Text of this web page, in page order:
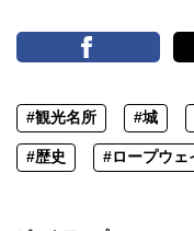
#観光名所 #城
#歴史 #ロープウェ